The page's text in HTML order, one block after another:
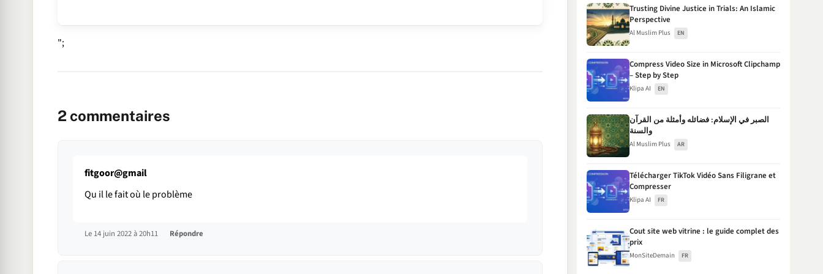
";
2 commentaires
fitgoor@gmail
Qu il le fait où le problème
Le 14 juin 2022 à 20h11 Répondre
Trusting Divine Justice in Trials: An Islamic
Perspective
Al Muslim Plus EN
Compress Video Size in Microsoft Clipchamp
– Step by Step
Klipa AI EN
الصبر في الإسلام: فضائله وأمثلة من القرآن
والسنة
Al Muslim Plus AR
Télécharger TikTok Vidéo Sans Filigrane et
Compresser
Klipa AI FR
Cout site web vitrine : le guide complet des
prix
MonSiteDemain FR